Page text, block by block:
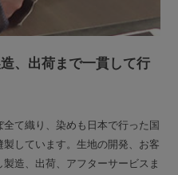
、出荷まで一貫して行
て織り、染めも日本で行った国
しています。生地の開発、お客
造、出荷、アフターサービスま